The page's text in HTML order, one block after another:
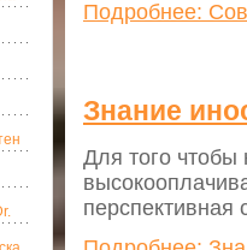
Подробнее:
Знание
Для того чтобы